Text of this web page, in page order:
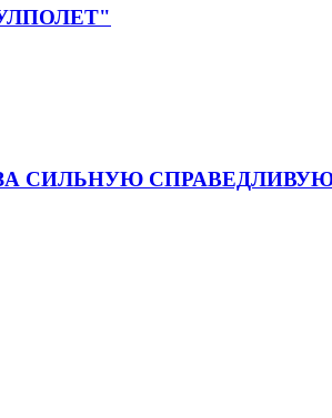
"УЛПОЛЕТ"
"ЗА СИЛЬНУЮ